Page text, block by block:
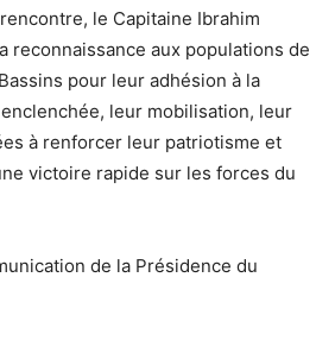
le Capitaine Ibrahim
reconnaissance aux populations de
pour leur adhésion à la
leur mobilisation, leur
à renforcer leur patriotisme et
victoire rapide sur les forces du
de la Présidence du